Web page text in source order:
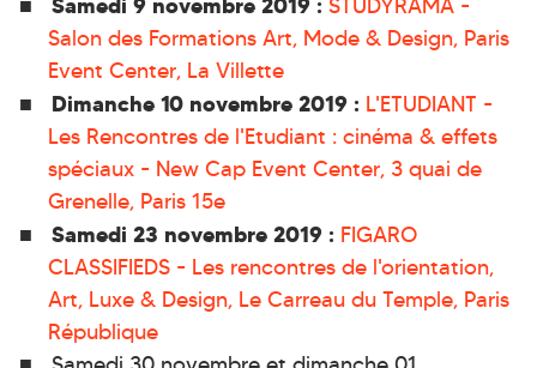
STUDYRAMA -
Salon des Formations Art, Mode & Design, Paris
Event Center, La Villette
Dimanche 10 novembre 2019 : L'ETUDIANT -
Les Rencontres de l'Etudiant : cinéma & effets
spéciaux - New Cap Event Center, 3 quai de
Grenelle, Paris 15e
Samedi 23 novembre 2019 : FIGARO
CLASSIFIEDS - Les rencontres de l'orientation,
Art, Luxe & Design, Le Carreau du Temple, Paris
République